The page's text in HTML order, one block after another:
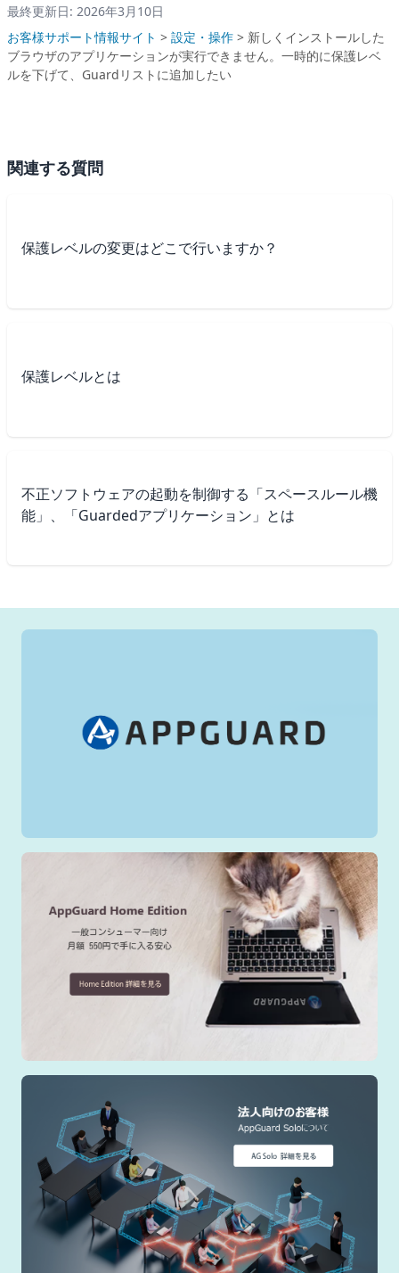
最終更新日: 2026年3月10日
お客様サポート情報サイト > 設定・操作 > 新しくインストールした
ブラウザのアプリケーションが実行できません。一時的に保護レベ
ルを下げて、Guardリストに追加したい
関連する質問
保護レベルの変更はどこで行いますか？
保護レベルとは
不正ソフトウェアの起動を制御する「スペースルール機
能」、「Guardedアプリケーション」とは